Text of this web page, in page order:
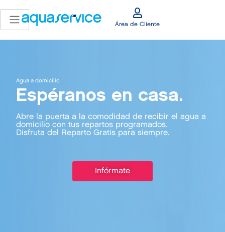
Área de Cliente
Agua a domicilio
Espéranos en casa.
Abre la puerta a la comodidad de recibir el agua a
domicilio con tus repartos programados.
Disfruta del Reparto Gratis para siempre.
Infórmate